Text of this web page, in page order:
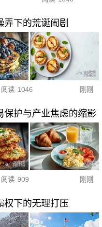
弄下的荒诞闹剧
阅读 1046 刚刚
保护与产业焦虑的缩影
阅读 909 刚刚
权下的无理打压